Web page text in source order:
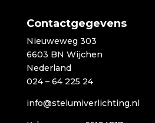
Contactgegevens
Nieuweweg 303
6603 BN Wijchen
Nederland
024 – 64 225 24
info@stelumiverlichting.nl